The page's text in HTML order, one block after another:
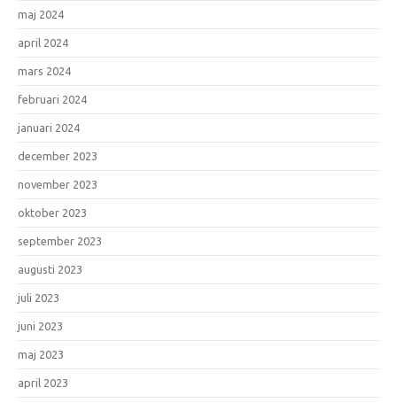
maj 2024
april 2024
mars 2024
februari 2024
januari 2024
december 2023
november 2023
oktober 2023
september 2023
augusti 2023
juli 2023
juni 2023
maj 2023
april 2023